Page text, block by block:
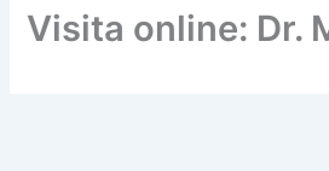
Visita online: Dr.